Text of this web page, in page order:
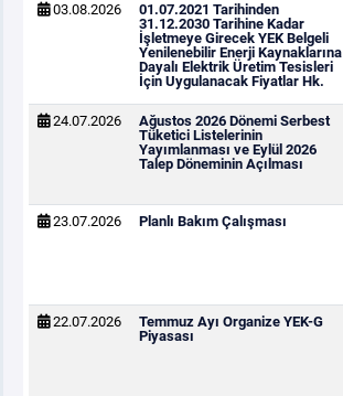
03.08.2026
01.07.2021 Tarihinden
31.12.2030 Tarihine Kadar
İşletmeye Girecek YEK Belgeli
Yenilenebilir Enerji Kaynaklarına
Dayalı Elektrik Üretim Tesisleri
İçin Uygulanacak Fiyatlar Hk.
24.07.2026
Ağustos 2026 Dönemi Serbest
Tüketici Listelerinin
Yayımlanması ve Eylül 2026
Talep Döneminin Açılması
23.07.2026 Planlı Bakım Çalışması
22.07.2026
Temmuz Ayı Organize YEK-G
Piyasası